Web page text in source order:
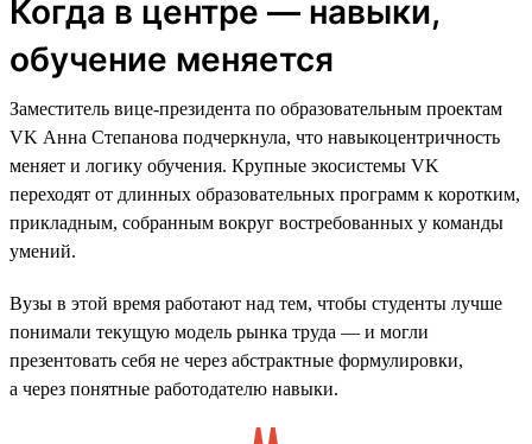
Когда в центре — навыки,
обучение меняется
Заместитель вице-президента по образовательным проектам
VK Анна Степанова подчеркнула, что навыкоцентричность
меняет и логику обучения. Крупные экосистемы VK
переходят от длинных образовательных программ к коротким,
прикладным, собранным вокруг востребованных у команды
умений.
Вузы в этой время работают над тем, чтобы студенты лучше
понимали текущую модель рынка труда — и могли
презентовать себя не через абстрактные формулировки,
а через понятные работодателю навыки.